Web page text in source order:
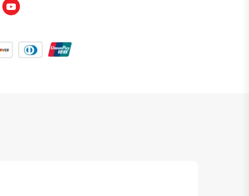
Youtube